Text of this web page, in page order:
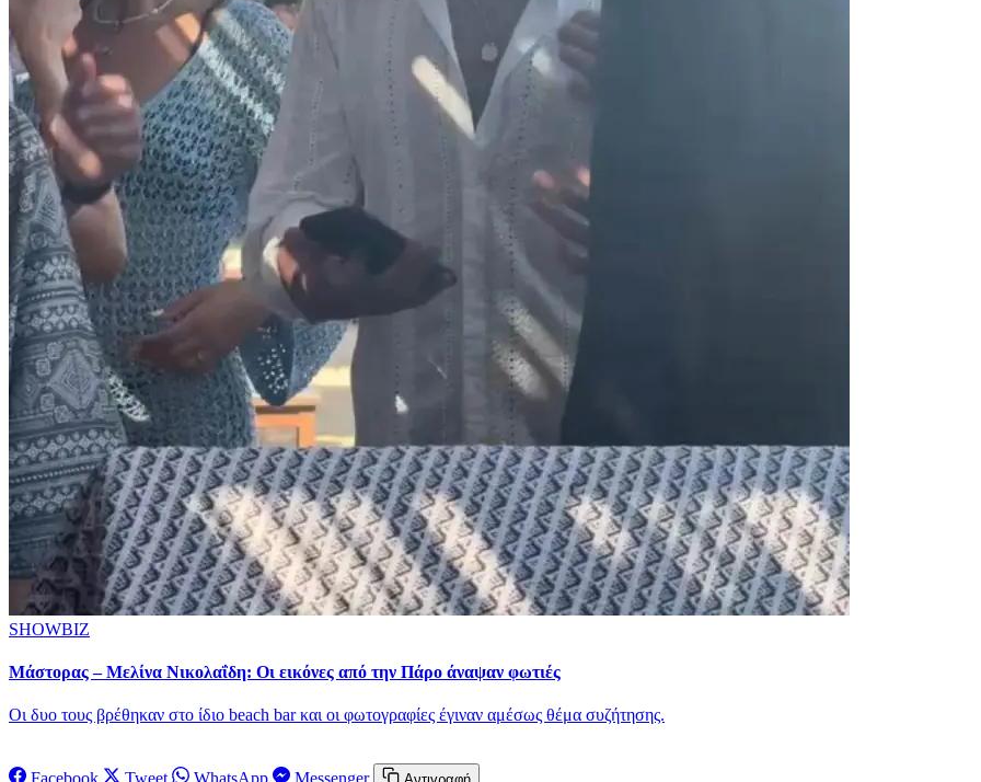
SHOWBIZ
Μάστορας – Μελίνα Νικολαΐδη: Οι εικόνες από την Πάρο άναψαν φωτιές
Οι δυο τους βρέθηκαν στο ίδιο beach bar και οι φωτογραφίες έγιναν αμέσως θέμα συζήτησης.